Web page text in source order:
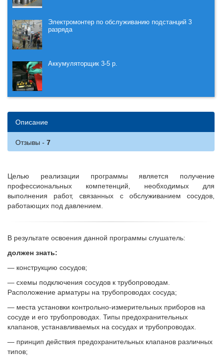
Электромонтер по обслуживанию подстанций 3
разряда
Аккумуляторщик 3-5 р.
Описание
Отзывы
Целью реализации программы является получение
профессиональных компетенций, необходимых для
выполнения работ, связанных с обслуживанием сосудов,
работающих под давлением.
В результате освоения данной программы слушатель:
должен знать:
— конструкцию сосудов;
— схемы подключения сосудов к трубопроводам.
Расположение арматуры на трубопроводах сосуда;
— места установки контрольно-измерительных приборов на
сосуде и его трубопроводах. Типы предохранительных
клапанов, устанавливаемых на сосудах и трубопроводах.
— принцип действия предохранительных клапанов различных
типов;